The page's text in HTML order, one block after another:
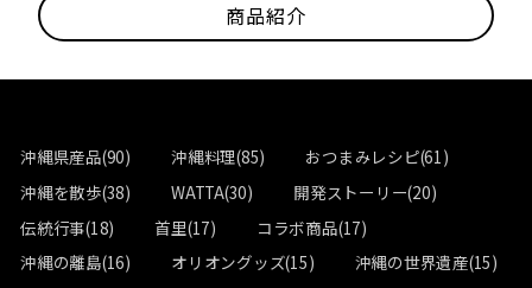
商品紹介
沖縄県産品(90) 沖縄料理(85)
おつまみレシピ(61)
沖縄を散歩(38)
WATTA(30)
開発ストーリー(20)
伝統行事(18)
首里(17)
コラボ商品(17)
沖縄の離島(16)
オリオングッズ(15)
沖縄の世界遺産(15)